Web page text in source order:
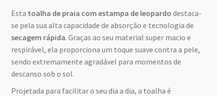
Esta toalha de praia com estampa de leopardo destaca-
se pela sua alta capacidade de absorção e tecnologia de
secagem rápida. Graças ao seu material super macio e
respirável, ela proporciona um toque suave contra a pele,
sendo extremamente agradável para momentos de
descanso sob o sol.
Projetada para facilitar o seu dia a dia, a toalha é